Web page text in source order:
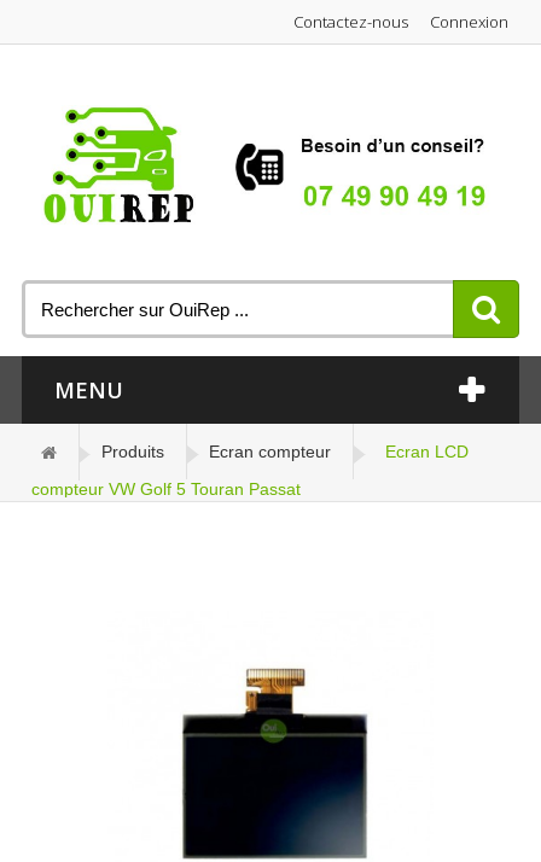
Connexion
Contactez-nous
MENU
Produits Ecran compteur
Ecran LCD
compteur VW Golf 5 Touran Passat